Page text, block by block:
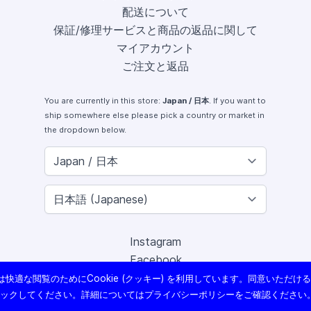
配送について
保証/修理サービスと商品の返品に関して
マイアカウント
ご注文と返品
You are currently in this store: Japan / 日本 . If you want to
ship somewhere else please pick a country or market in
the dropdown below.
Instagram
Facebook
X (Twitter)
Youtube
快適な閲覧のためにCookie (クッキー) を利用しています。同意いただけ
ックしてください。詳細についてはプライバシーポリシーをご確認ください